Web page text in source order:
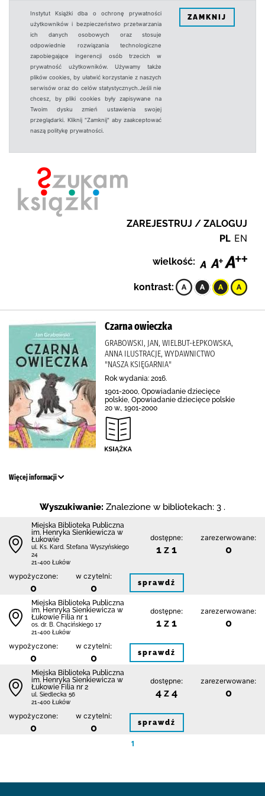
Instytut Książki dba o ochronę prywatności
użytkowników i bezpieczeństwo przetwarzania
ich danych osobowych oraz stosuje
odpowiednie rozwiązania technologiczne
zapobiegające ingerencji osób trzecich w
prywatność użytkowników. Używamy także
plików cookies, by ułatwić korzystanie z naszych
serwisów oraz do celów statystycznych.Jeśli nie
chcesz, by pliki cookies były zapisywane na
Twoim dysku zmień ustawienia swojej
przeglądarki. Kliknij "Zamknij" aby zaakceptować
naszą politykę prywatności.
ZAMKNIJ
ZAREJESTRUJ / ZALOGUJ
PL EN
wielkość:
kontrast:
Czarna owieczka
GRABOWSKI, JAN, WIELBUT-ŁEPKOWSKA,
ANNA ILUSTRACJE, WYDAWNICTWO
"NASZA KSIĘGARNIA"
Rok wydania: 2016.
1901-2000, Opowiadanie dziecięce
polskie, Opowiadanie dziecięce polskie
20 w., 1901-2000
Więcej informacji
Wyszukiwanie: Znalezione w bibliotekach: 3 .
Miejska Biblioteka Publiczna
im. Henryka Sienkiewicza w
Łukowie
ul. Ks. Kard. Stefana Wyszyńskiego
24
21-400 Łuków
dostępne:
1 z 1
zarezerwowane:
0
wypożyczone:
0
w czytelni:
0 sprawdź
Miejska Biblioteka Publiczna
im. Henryka Sienkiewicza w
Łukowie Filia nr 1
os. dr. B. Chącińskiego 17
21-400 Łuków
dostępne:
1 z 1
zarezerwowane:
0
wypożyczone:
0
w czytelni:
0 sprawdź
Miejska Biblioteka Publiczna
im. Henryka Sienkiewicza w
Łukowie Filia nr 2
ul. Siedlecka 56
21-400 Łuków
dostępne:
4 z 4
zarezerwowane:
0
wypożyczone:
0
w czytelni:
0 sprawdź
1